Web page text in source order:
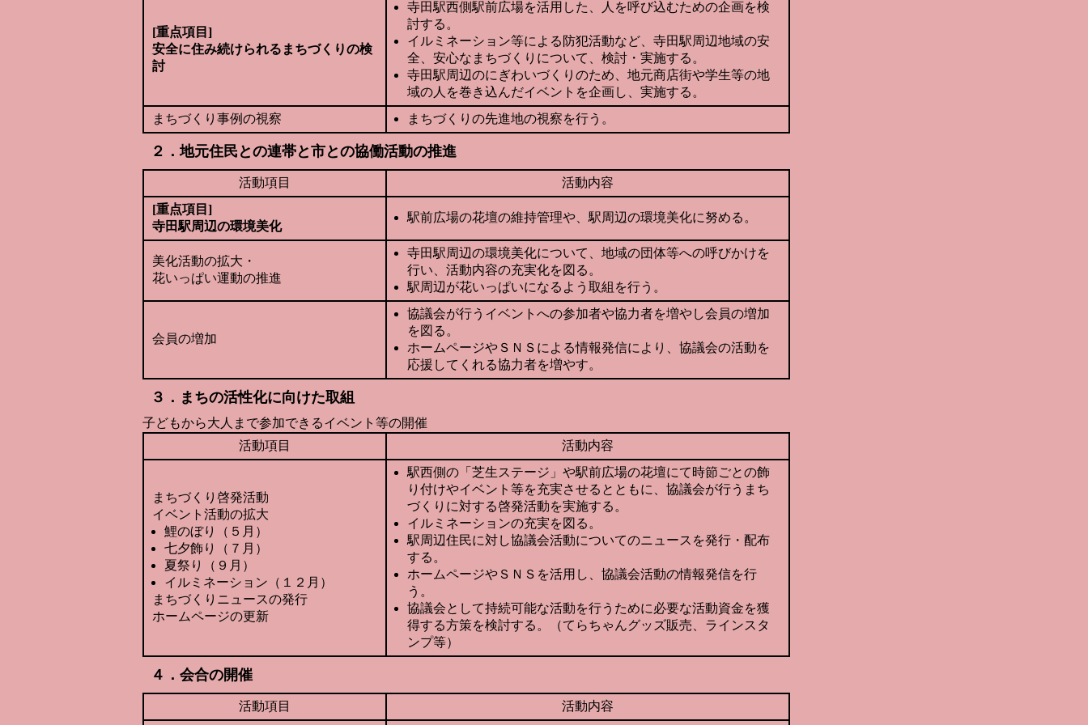
[重点項目]
安全に住み続けられるまちづくりの検
討
寺田駅西側駅前広場を活用した、人を呼び込むための企画を検
討する。
イルミネーション等による防犯活動など、寺田駅周辺地域の安
全、安心なまちづくりについて、検討・実施する。
寺田駅周辺のにぎわいづくりのため、地元商店街や学生等の地
域の人を巻き込んだイベントを企画し、実施する。
まちづくり事例の視察
まちづくりの先進地の視察を行う。
２．地元住民との連帯と市との協働活動の推進
活動項目
活動内容
[重点項目]
寺田駅周辺の環境美化
駅前広場の花壇の維持管理や、駅周辺の環境美化に努める。
美化活動の拡大・
花いっぱい運動の推進
寺田駅周辺の環境美化について、地域の団体等への呼びかけを
行い、活動内容の充実化を図る。
駅周辺が花いっぱいになるよう取組を行う。
会員の増加
協議会が行うイベントへの参加者や協力者を増やし会員の増加
を図る。
ホームページやＳＮＳによる情報発信により、協議会の活動を
応援してくれる協力者を増やす。
３．まちの活性化に向けた取組
子どもから大人まで参加できるイベント等の開催
活動項目
活動内容
まちづくり啓発活動
イベント活動の拡大
鯉のぼり（５月）
七夕飾り（７月）
夏祭り（９月）
イルミネーション（１２月）
まちづくりニュースの発行
ホームページの更新
駅西側の「芝生ステージ」や駅前広場の花壇にて時節ごとの飾
り付けやイベント等を充実させるとともに、協議会が行うまち
づくりに対する啓発活動を実施する。
イルミネーションの充実を図る。
駅周辺住民に対し協議会活動についてのニュースを発行・配布
する。
ホームページやＳＮＳを活用し、協議会活動の情報発信を行
う。
協議会として持続可能な活動を行うために必要な活動資金を獲
得する方策を検討する。（てらちゃんグッズ販売、ラインスタ
ンプ等）
４．会合の開催
活動項目 活動内容